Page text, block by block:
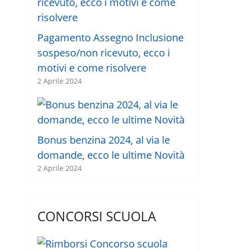
Pagamento Assegno Inclusione
sospeso/non ricevuto, ecco i
motivi e come risolvere
2 Aprile 2024
Bonus benzina 2024, al via le
domande, ecco le ultime Novità
2 Aprile 2024
CONCORSI SCUOLA